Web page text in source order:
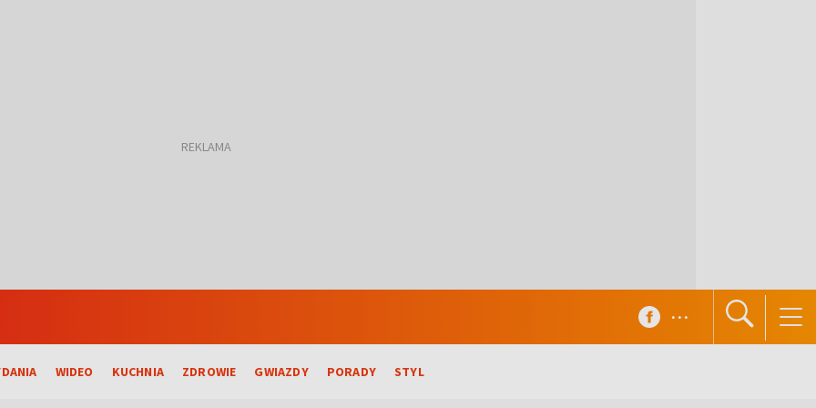
WIDEO KUCHNIA ZDROWIE GWIAZDY PORADY STYL
...